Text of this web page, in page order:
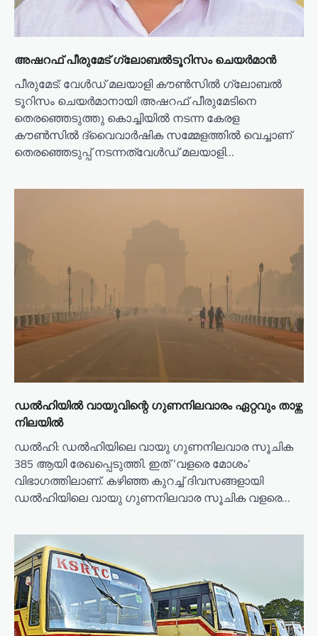
അഷറഫ് പീരുമേട് ഗ്ലോബൽടൂറിസം ചെയർമാൻ
പീരുമേട്: വേൾഡ് മലയാളി കൗൺസിൽ ഗ്ലോബൽ
ടൂറിസം ചെയർമാനായി അഷറഫ് പീരുമേടിനെ
തെരഞ്ഞെടുത്തു കൊച്ചിയിൽ നടന്ന കേരള
കൗൺസിൽ ദ്വൈവാർഷിക സമ്മേളത്തിൽ വെച്ചാണ്
തെരഞ്ഞെടുപ്പ് നടന്നത്വേൾഡ് മലയാളി…
ഡൽഹിയിൽ വായുവിന്റെ ഗുണനിലവാരം ഏറ്റവും താഴ്ന്ന
നിലയിൽ
ഡല്‍ഹി: ഡല്‍ഹിയിലെ വായു ഗുണനിലവാര സൂചിക
385 ആയി രേഖപ്പെടുത്തി. ഇത് ‘വളരെ മോശം’
വിഭാഗത്തിലാണ്. കഴിഞ്ഞ കുറച്ച് ദിവസങ്ങളായി
ഡല്‍ഹിയിലെ വായു ഗുണനിലവാര സൂചിക വളരെ…